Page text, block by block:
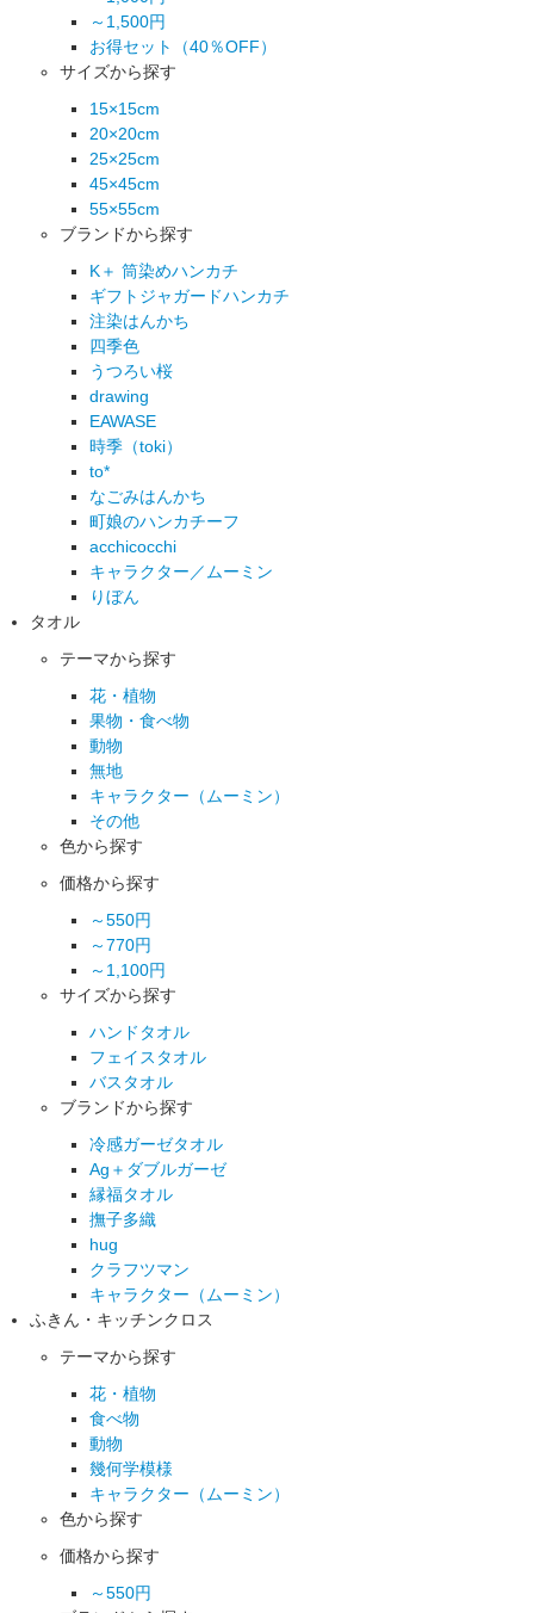
～1,500円
お得セット（40％OFF）
サイズから探す
15×15cm
20×20cm
25×25cm
45×45cm
55×55cm
ブランドから探す
K＋ 筒染めハンカチ
ギフトジャガードハンカチ
注染はんかち
四季色
うつろい桜
drawing
EAWASE
時季（toki）
to*
なごみはんかち
町娘のハンカチーフ
acchicocchi
キャラクター／ムーミン
りぼん
タオル
テーマから探す
花・植物
果物・食べ物
動物
無地
キャラクター（ムーミン）
その他
色から探す
価格から探す
～550円
～770円
～1,100円
サイズから探す
ハンドタオル
フェイスタオル
バスタオル
ブランドから探す
冷感ガーゼタオル
Ag＋ダブルガーゼ
縁福タオル
撫子多織
hug
クラフツマン
キャラクター（ムーミン）
ふきん・キッチンクロス
テーマから探す
花・植物
食べ物
動物
幾何学模様
キャラクター（ムーミン）
色から探す
価格から探す
～550円